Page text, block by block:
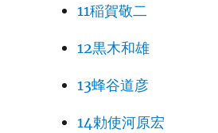
11稲賀敬二
12黒木和雄
13蜂谷道彦
14勅使河原宏